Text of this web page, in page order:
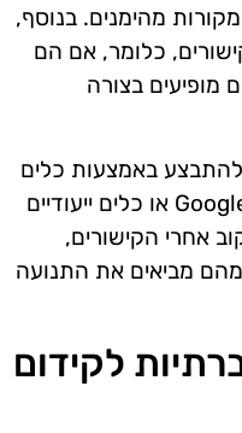
מהימנים. בנוסף,
כלומר, אם הם
מופיעים בצורה
באמצעות כלים
שונים, כמו Google Search Console או כלים ייעודיים
אחרי הקישורים,
מהם מביאים את התנועה
לקידום